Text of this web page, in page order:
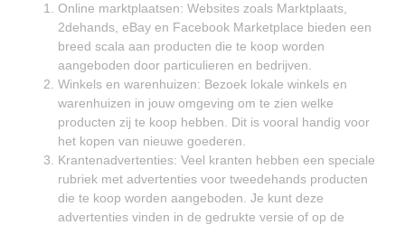
Online marktplaatsen: Websites zoals Marktplaats,
2dehands, eBay en Facebook Marketplace bieden een
breed scala aan producten die te koop worden
aangeboden door particulieren en bedrijven.
Winkels en warenhuizen: Bezoek lokale winkels en
warenhuizen in jouw omgeving om te zien welke
producten zij te koop hebben. Dit is vooral handig voor
het kopen van nieuwe goederen.
Krantenadvertenties: Veel kranten hebben een speciale
rubriek met advertenties voor tweedehands producten
die te koop worden aangeboden. Je kunt deze
advertenties vinden in de gedrukte versie of op de